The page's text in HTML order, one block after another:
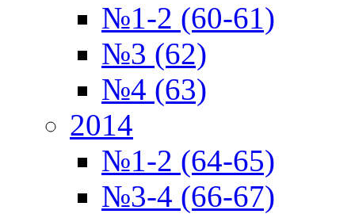
№1-2 (60-61)
№3 (62)
№4 (63)
2014
№1-2 (64-65)
№3-4 (66-67)